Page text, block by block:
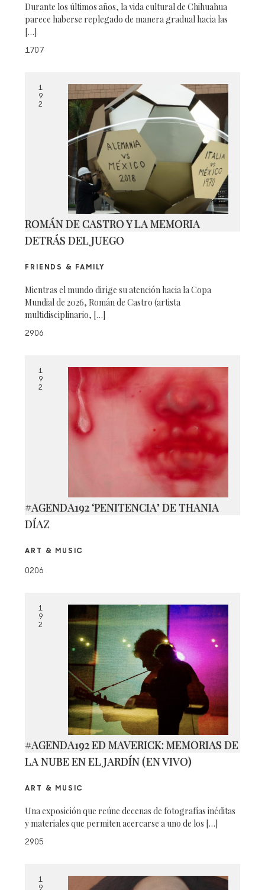
Durante los últimos años, la vida cultural de Chihuahua
parece haberse replegado de manera gradual hacia las
[…]
1707
1
9
2
ROMÁN DE CASTRO Y LA MEMORIA
DETRÁS DEL JUEGO
FRIENDS & FAMILY
Mientras el mundo dirige su atención hacia la Copa
Mundial de 2026, Román de Castro (artista
multidisciplinario, […]
2906
1
9
2
#AGENDA192 ‘PENITENCIA’ DE THANIA
DÍAZ
ART & MUSIC
0206
1
9
2
#AGENDA192 ED MAVERICK: MEMORIAS DE
LA NUBE EN EL JARDÍN (EN VIVO)
ART & MUSIC
Una exposición que reúne decenas de fotografías inéditas
y materiales que permiten acercarse a uno de los […]
2905
1
9